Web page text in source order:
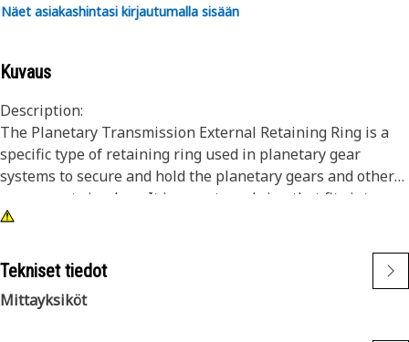
Näet asiakashintasi kirjautumalla sisään
Kuvaus
Description:
The Planetary Transmission External Retaining Ring is a
specific type of retaining ring used in planetary gear
systems to secure and hold the planetary gears and other
components in place. It is an external ring that fits into a
groove or recess on the outer surface of the planetary gear
movement of the gears.
Attributes:
Tekniset tiedot
Mittayksiköt